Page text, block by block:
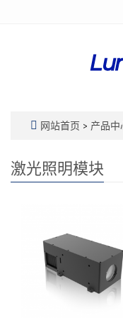
网站首页 > 产品中
激光照明模块